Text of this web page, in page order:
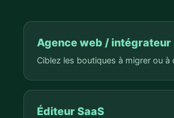
Agence web / intégrateur
Ciblez les boutiques à migrer ou à
Éditeur SaaS